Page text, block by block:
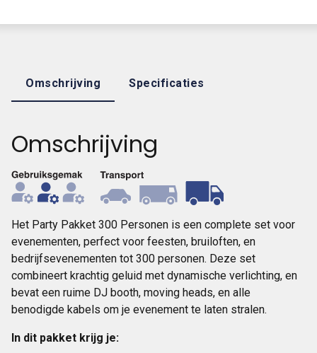
Omschrijving Specificaties
Omschrijving
Het Party Pakket 300 Personen is een complete set voor
evenementen, perfect voor feesten, bruiloften, en
bedrijfsevenementen tot 300 personen. Deze set
combineert krachtig geluid met dynamische verlichting, en
bevat een ruime DJ booth, moving heads, en alle
benodigde kabels om je evenement te laten stralen.
In dit pakket krijg je: